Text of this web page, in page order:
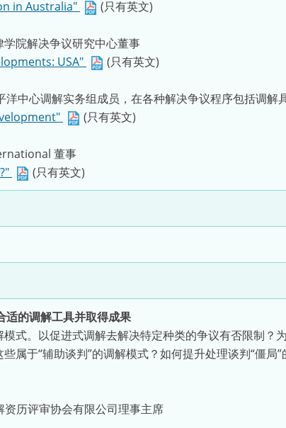
in Australia"
(只有英文)
学院解决争议研究中心董事
USA"
(只有英文)
洋中心调解实务组成员，在各种解决争议程序包括调解
(只有英文)
董事
(只有英文)
的调解工具并取得成果
式。以促进式调解去解决特定种类的争议有否限制？
属于“辅助谈判”的调解模式？如何提升处理谈判“僵局”
资历评审协会有限公司理事主席